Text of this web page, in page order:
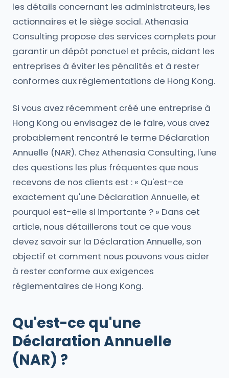
les détails concernant les administrateurs, les
actionnaires et le siège social. Athenasia
Consulting propose des services complets pour
garantir un dépôt ponctuel et précis, aidant les
entreprises à éviter les pénalités et à rester
conformes aux réglementations de Hong Kong.
Si vous avez récemment créé une entreprise à
Hong Kong ou envisagez de le faire, vous avez
probablement rencontré le terme Déclaration
Annuelle (NAR). Chez Athenasia Consulting, l'une
des questions les plus fréquentes que nous
recevons de nos clients est : « Qu'est-ce
exactement qu'une Déclaration Annuelle, et
pourquoi est-elle si importante ? » Dans cet
article, nous détaillerons tout ce que vous
devez savoir sur la Déclaration Annuelle, son
objectif et comment nous pouvons vous aider
à rester conforme aux exigences
réglementaires de Hong Kong.
Qu'est-ce qu'une
Déclaration Annuelle
(NAR) ?